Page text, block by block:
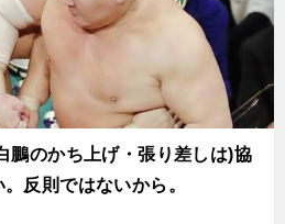
のかち上げ・張り差しは)協
反則ではないから。